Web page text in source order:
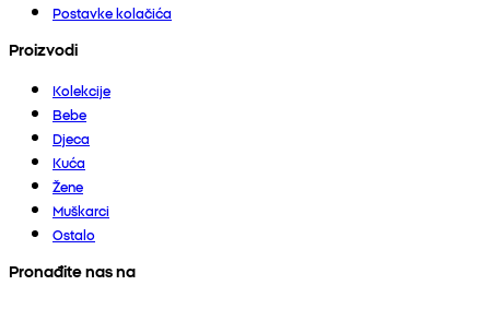
Postavke kolačića
Proizvodi
Kolekcije
Bebe
Djeca
Kuća
Žene
Muškarci
Ostalo
Pronađite nas na